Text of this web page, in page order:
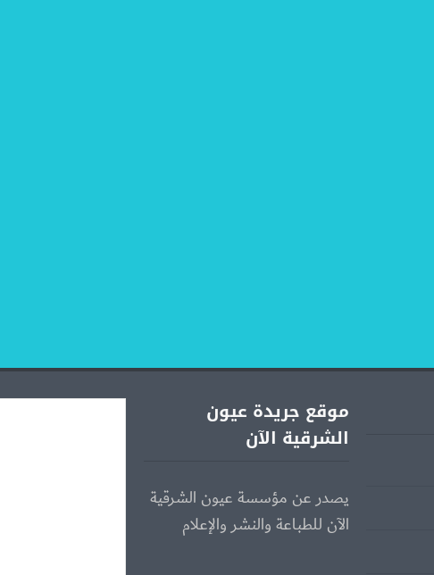
موقع جريدة عيون
الشرقية الآن
يصدر عن مؤسسة عيون الشرقية
الآن للطباعة والنشر والإعلام